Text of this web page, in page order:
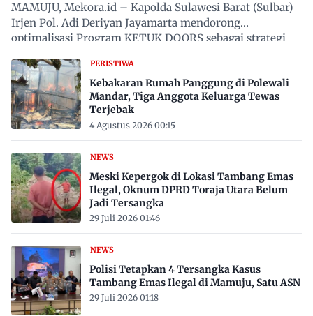
MAMUJU, Mekora.id – Kapolda Sulawesi Barat (Sulbar)
Irjen Pol. Adi Deriyan Jayamarta mendorong
optimalisasi Program KETUK DOORS sebagai strategi
PERISTIWA
Kebakaran Rumah Panggung di Polewali
Mandar, Tiga Anggota Keluarga Tewas
Terjebak
4 Agustus 2026 00:15
NEWS
Meski Kepergok di Lokasi Tambang Emas
Ilegal, Oknum DPRD Toraja Utara Belum
Jadi Tersangka
29 Juli 2026 01:46
NEWS
Polisi Tetapkan 4 Tersangka Kasus
Tambang Emas Ilegal di Mamuju, Satu ASN
29 Juli 2026 01:18